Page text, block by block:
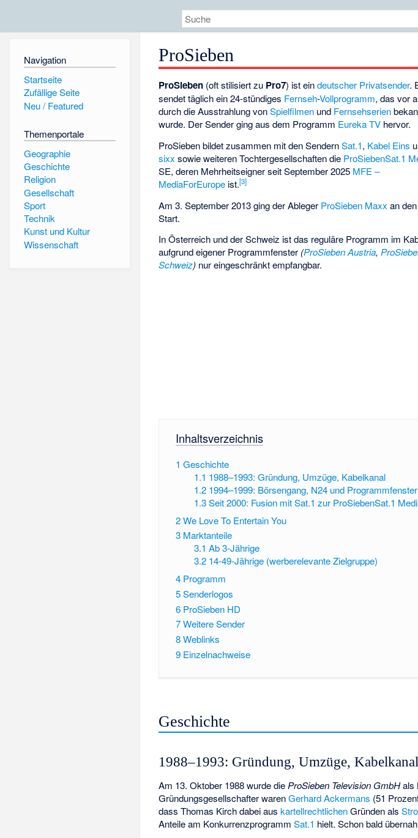
Navigation
Startseite
Zufällige Seite
Neu / Featured
Themenportale
Geographie
Geschichte
Religion
Gesellschaft
Sport
Technik
Kunst und Kultur
Wissenschaft
ProSieben
ProSieben (oft stilisiert zu Pro7) ist eindeutscher Privatsender.
sendet täglich ein 24-stündiges Fernseh-Vollprogramm, das vor
durch die Ausstrahlung vonSpielfilmen und Fernsehserien
wurde. Der Sender ging aus dem Programm Eureka TV hervor.
ProSieben bildet zusammen mit den SendernSat.1, Kabel Eins
sixx sowie weiteren Tochtergesellschaften die ProSiebenSat.1
SE, deren Mehrheitseigner seit September 2025 MFE –
MediaForEurope ist.[3]
Am 3. September 2013 ging der Ableger ProSieben Maxx an den
Start.
In Österreich und der Schweiz ist das reguläre Programm im
aufgrund eigener Programmfenster (ProSieben Austria,
Schweiz) nur eingeschränkt empfangbar.
Inhaltsverzeichnis
1 Geschichte
1.1 1988–1993: Gründung, Umzüge, Kabelkanal
1.2 1994–1999: Börsengang, N24 und Programmfenster
1.3 Seit 2000: Fusion mit Sat.1 zur ProSiebenSat.1
2We Love To Entertain You
3 Marktanteile
3.1 Ab 3-Jährige
3.2 14-49-Jährige (werberelevante Zielgruppe)
4 Programm
5Senderlogos
6 ProSieben HD
7Weitere Sender
8Weblinks
9 Einzelnachweise
Geschichte
1988–1993: Gründung, Umzüge, Kabelkanal
Am 13. Oktober 1988 wurde dieProSieben Television GmbHals
Gründungsgesellschafter warenGerhard Ackermans (51
dass Thomas Kirch dabei auskartellrechtlichenGründen als
Anteile am KonkurrenzprogrammSat.1 hielt. Schon bald